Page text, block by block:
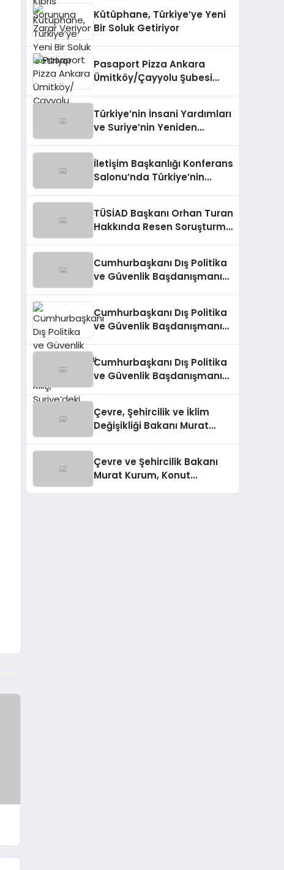
Kütüphane, Türkiye’ye Yeni
Bir Soluk Getiriyor
Pasaport Pizza Ankara
Ümitköy/Çayyolu Şubesi
Türkiye’nin İnsani Yardımları
ve Suriye’nin Yeniden
İletişim Başkanlığı Konferans
Salonu’nda Türkiye’nin
TÜSİAD Başkanı Orhan Turan
Hakkında Resen Soruşturma
Cumhurbaşkanı Dış Politika
ve Güvenlik Başdanışmanı
Cumhurbaşkanı Dış Politika
ve Güvenlik Başdanışmanı
Değerlendirdi
Cumhurbaşkanı Dış Politika
ve Güvenlik Başdanışmanı
Açıklamalar
Çevre, Şehircilik ve İklim
Değişikliği Bakanı Murat
Çevre ve Şehircilik Bakanı
Murat Kurum, Konut